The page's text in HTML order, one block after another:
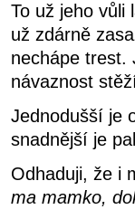
To už jeho vůli
už zdárně
nechápe trest.
návaznost
Jednodušší je
snadnější je
Odhaduji, že i
ma mamko,